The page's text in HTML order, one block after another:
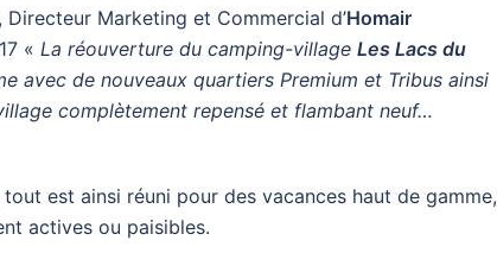
, Directeur Marketing et Commercial d’Homair
«La réouverture du camping-villageLes Lacs du
avec de nouveaux quartiers Premium et Tribus ainsi
complètement repensé et flambant neuf…
tout est ainsi réuni pour des vacances haut de gamme,
actives ou paisibles.